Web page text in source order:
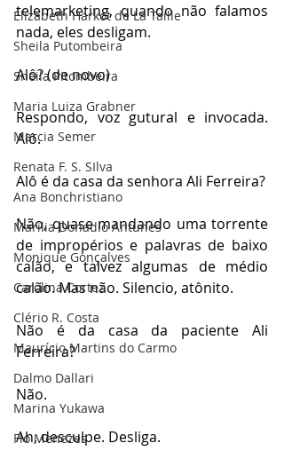
Elizabeth Harkot de La Taille
Sheila Putombeira
Sheila Pitombeira
Maria Luiza Grabner
Marcia Semer
Renata F. S. SIlva
Ana Bonchristiano
Marilia Donadio Antunes
Monique Gonçalves
Carolina Cortez
Clério R. Costa
Maurício Martins do Carmo
Dalmo Dallari
Marina Yukawa
Flo Menezes
telemarketing, quando não falamos
nada, eles desligam.
Alô? (de novo)
Respondo, voz gutural e invocada.
Alô.
Alô é da casa da senhora Ali Ferreira?
Não, quase mandando uma torrente
de impropérios e palavras de baixo
calão, e talvez algumas de médio
calão. Mas não. Silencio, atônito.
Não é da casa da paciente Ali
Ferreira?
Não.
Ah, desculpe. Desliga.